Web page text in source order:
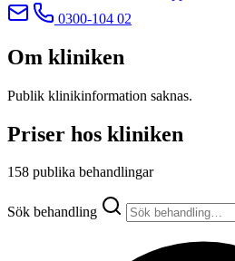
0300-104 02
Om kliniken
Publik klinikinformation saknas.
Priser hos kliniken
158 publika behandlingar
Sök behandling